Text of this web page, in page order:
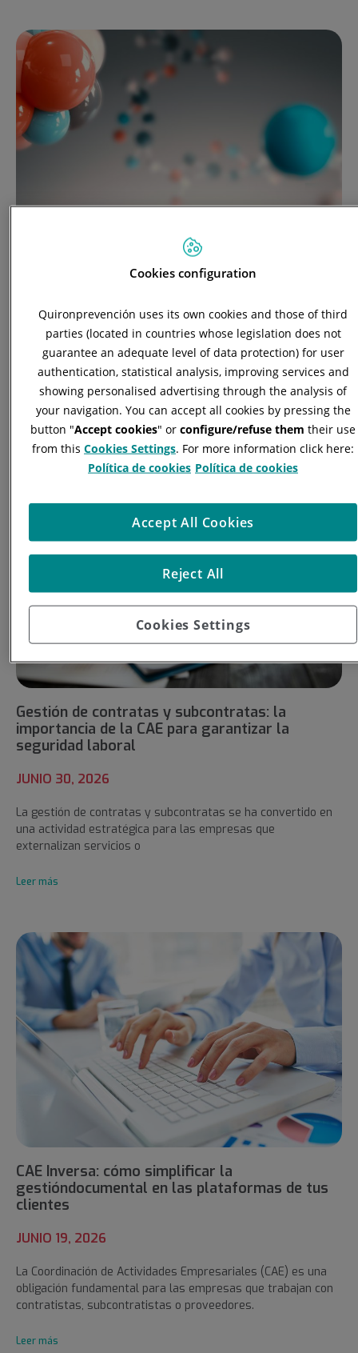
En QUIOO celebramos un nuevo aniversario
impulsando la digitalizaciónde la gestión CAE
JULIO 14, 2026
Este mes celebramos un nuevo aniversario marcado por la
evolución, la innovación y nuestro compromiso con una
gestión más eficiente
Leer más
Gestión de contratas y subcontratas: la
importancia de la CAE para garantizar la
seguridad laboral
JUNIO 30, 2026
La gestión de contratas y subcontratas se ha convertido en
una actividad estratégica para las empresas que
externalizan servicios o
Leer más
CAE Inversa: cómo simplificar la
gestióndocumental en las plataformas de tus
clientes
JUNIO 19, 2026
La Coordinación de Actividades Empresariales (CAE) es una
obligación fundamental para las empresas que trabajan con
contratistas, subcontratistas o proveedores.
Leer más
Cookies configuration
Quironprevención uses its own cookies and those of third
parties (located in countries whose legislation does not
guarantee an adequate level of data protection) for user
authentication, statistical analysis, improving services and
showing personalised advertising through the analysis of
your navigation. You can accept all cookies by pressing the
button "Accept cookies" or configure/refuse them their use
from this Cookies Settings. For more information click here:
Política de cookies Política de cookies
Cookies Settings
Reject All
Accept All Cookies